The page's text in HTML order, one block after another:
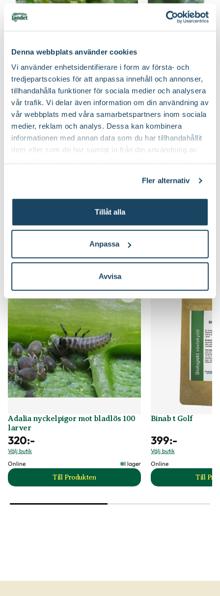
Denna webbplats använder cookies
Vi använder enhetsidentifierare i form av första- och
tredjepartscokies för att anpassa innehåll och annonser,
tillhandahålla funktioner för sociala medier och analysera
vår trafik. Vi delar även information om din användning av
vår webbplats med våra samarbetspartners inom sociala
medier, reklam och analys. Dessa kan kombinera
informationen med annan data som du har tillhandahållit
dem eller som de har samlat in från din användning av
Fler alternativ
Tillåt alla
Anpassa
Avvisa
skonsamt mot miljön
av med sorgmyggor och förebygga
Experten tipsar
Så här
skadedjuren
Att skapa en trädgård
skadedjuren utan
Adalia nyckelpigor mot bladlös 100
larver
320:-
Välj butik
Online
I lager
Till Produkten
till Adalia nyckelpigor mot bladlös 100 larver
Binab t Golf
399:-
Välj butik
Online
Till